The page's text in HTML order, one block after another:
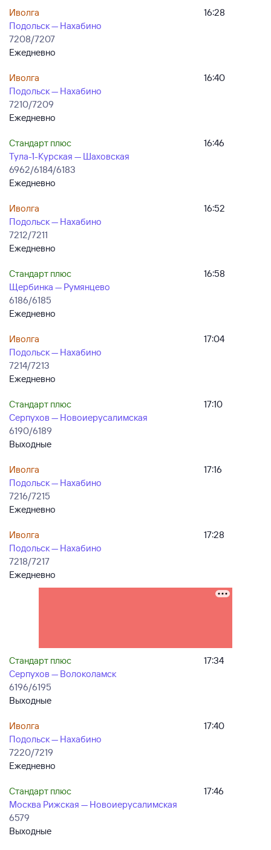
Иволга
Подольск — Нахабино
7208/7207
Ежедневно
16:28
Иволга
Подольск — Нахабино
7210/7209
Ежедневно
16:40
Стандарт плюс
Тула-1-Курская — Шаховская
6962/6184/6183
Ежедневно
16:46
Иволга
Подольск — Нахабино
7212/7211
Ежедневно
16:52
Стандарт плюс
Щербинка — Румянцево
6186/6185
Ежедневно
16:58
Иволга
Подольск — Нахабино
7214/7213
Ежедневно
17:04
Стандарт плюс
Серпухов — Новоиерусалимская
6190/6189
Выходные
17:10
Иволга
Подольск — Нахабино
7216/7215
Ежедневно
17:16
Иволга
Подольск — Нахабино
7218/7217
Ежедневно
17:28
Стандарт плюс
Серпухов — Волоколамск
6196/6195
Выходные
17:34
Иволга
Подольск — Нахабино
7220/7219
Ежедневно
17:40
Стандарт плюс
Москва Рижская — Новоиерусалимская
6579
Выходные
17:46